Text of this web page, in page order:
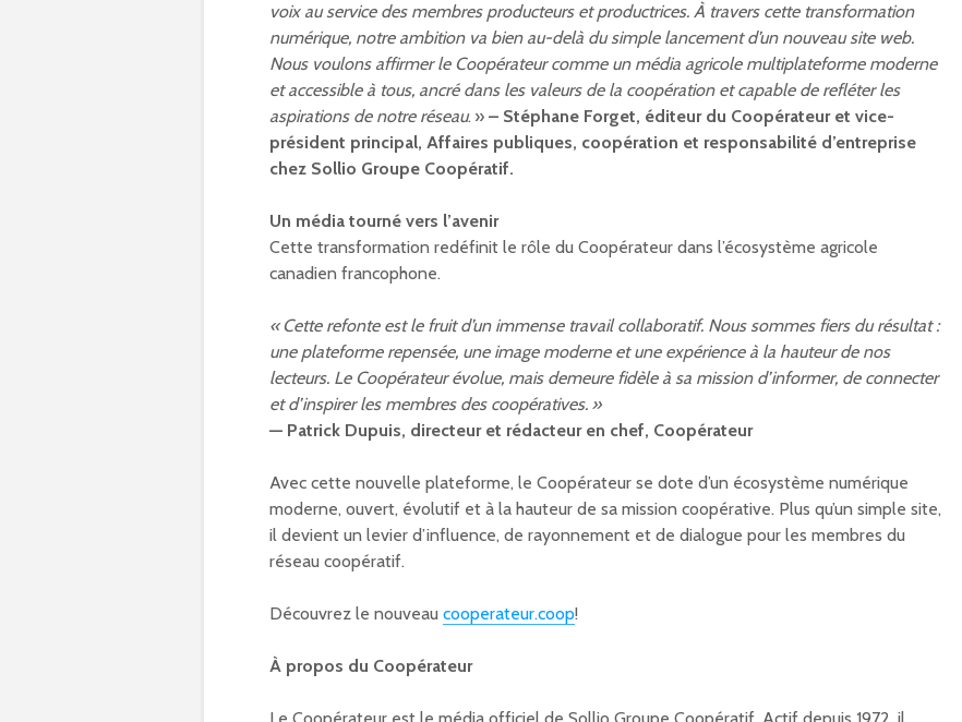
voix au service des membres producteurs et productrices. À travers cette transformation
numérique, notre ambition va bien au-delà du simple lancement d’un nouveau site web.
Nous voulons affirmer le Coopérateur comme un média agricole multiplateforme moderne
et accessible à tous, ancré dans les valeurs de la coopération et capable de refléter les
aspirations de notre réseau. » – Stéphane Forget, éditeur du Coopérateur et vice-
président principal, Affaires publiques, coopération et responsabilité d’entreprise
chez Sollio Groupe Coopératif.
Un média tourné vers l’avenir
Cette transformation redéfinit le rôle du Coopérateur dans l’écosystème agricole
canadien francophone.
« Cette refonte est le fruit d’un immense travail collaboratif. Nous sommes fiers du résultat :
une plateforme repensée, une image moderne et une expérience à la hauteur de nos
lecteurs. Le Coopérateur évolue, mais demeure fidèle à sa mission d’informer, de connecter
et d’inspirer les membres des coopératives. »
— Patrick Dupuis, directeur et rédacteur en chef, Coopérateur
Avec cette nouvelle plateforme, le Coopérateur se dote d’un écosystème numérique
moderne, ouvert, évolutif et à la hauteur de sa mission coopérative. Plus qu’un simple site,
il devient un levier d’influence, de rayonnement et de dialogue pour les membres du
réseau coopératif.
Découvrez le nouveau cooperateur.coop!
À propos du Coopérateur